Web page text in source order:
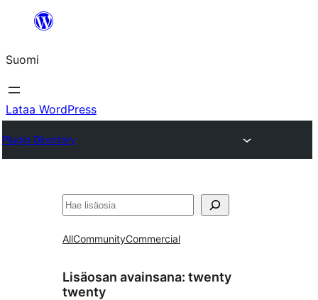
Suomi
Lataa WordPress
Plugin Directory
Etsi
AllCommunityCommercial
Lisäosan avainsana: twenty
twenty